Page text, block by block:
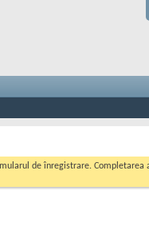
de înregistrare.